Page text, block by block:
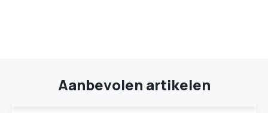
Aanbevolen artikelen